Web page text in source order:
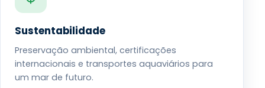
Sustentabilidade
Preservação ambiental, certificações
internacionais e transportes aquaviários para
um mar de futuro.